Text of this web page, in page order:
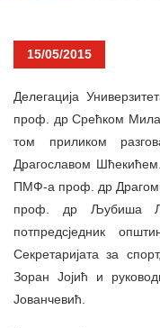
15/05/2015
Делегација
проф. др Срећком
том приликом
Драгославом
ПМФ-а проф. др
проф. др Љубиша
потпредсједник
Секретаријата за
Зоран Јојић и
Јованчевић.